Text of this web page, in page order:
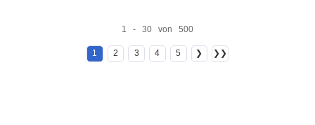
1 - 30 von 500
1 2 3 4 5 ❯ ❯❯